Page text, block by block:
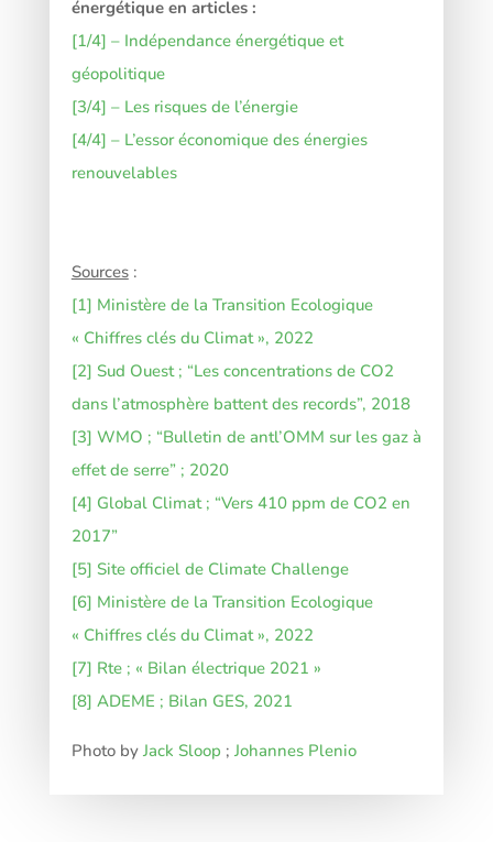
énergétique en articles :
[1/4] – Indépendance énergétique et
géopolitique
[3/4] – Les risques de l’énergie
[4/4] – L’essor économique des énergies
renouvelables
Sources:
[1] Ministère de la Transition Ecologique
« Chiffres clés du Climat », 2022
[2] Sud Ouest ; “Les concentrations de CO2
dans l’atmosphère battent des records”, 2018
[3] WMO ; “Bulletin de antl’OMM sur les gaz à
effet de serre” ; 2020
[4] Global Climat ; “Vers 410 ppm de CO2 en
2017”
[5] Site officiel de Climate Challenge
[6] Ministère de la Transition Ecologique
« Chiffres clés du Climat », 2022
[7] Rte ; « Bilan électrique 2021 »
[8] ADEME ; Bilan GES, 2021
Photo by Jack Sloop ; Johannes Plenio